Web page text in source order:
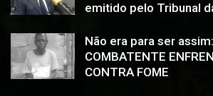
emitido pelo Tribunal
Não era para ser
COMBATENTE
CONTRA FOME